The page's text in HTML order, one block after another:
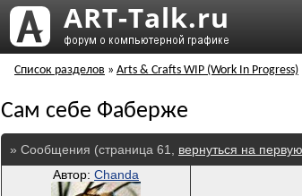
Список разделов » Arts & Crafts WIP (Work In Progress)
Сам себе Фаберже
» Сообщения (страница 61, вернуться на
Автор: Chanda